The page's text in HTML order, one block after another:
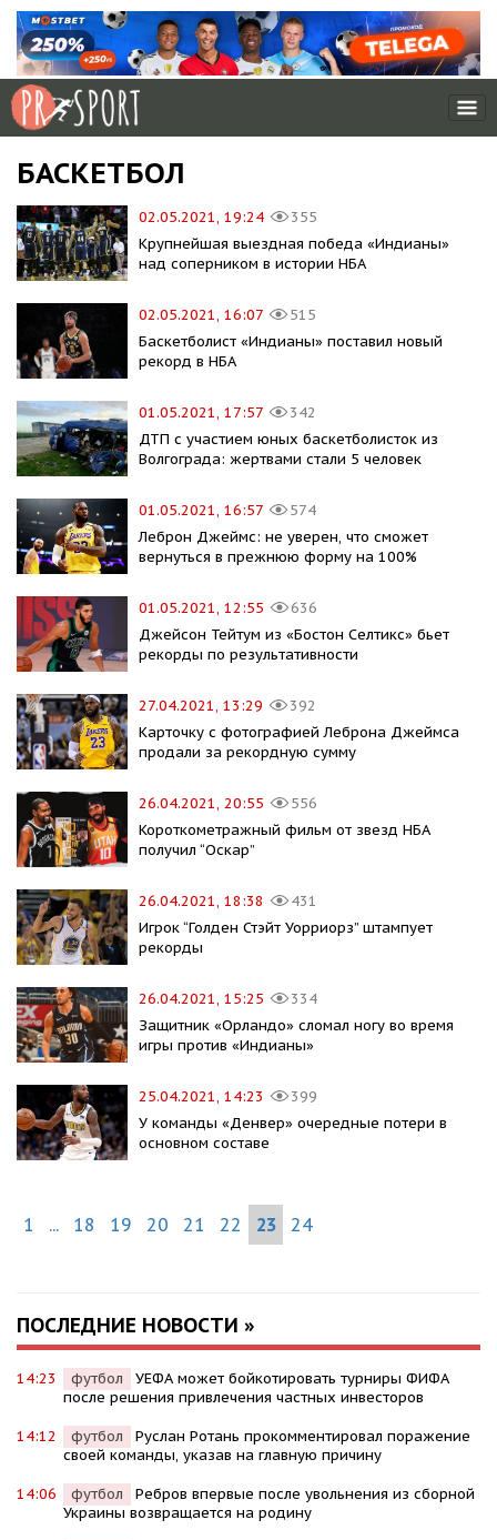
БАСКЕТБОЛ
02.05.2021, 19:24
355
Крупнейшая выездная победа «Индианы»
над соперником в истории НБА
02.05.2021, 16:07
515
Баскетболист «Индианы» поставил новый
рекорд в НБА
01.05.2021, 17:57
342
ДТП с участием юных баскетболисток из
Волгограда: жертвами стали 5 человек
01.05.2021, 16:57
574
Леброн Джеймс: не уверен, что сможет
вернуться в прежнюю форму на 100%
01.05.2021, 12:55
636
Джейсон Тейтум из «Бостон Селтикс» бьет
рекорды по результативности
27.04.2021, 13:29
392
Карточку с фотографией Леброна Джеймса
продали за рекордную сумму
26.04.2021, 20:55
556
Короткометражный фильм от звезд НБА
получил “Оскар”
26.04.2021, 18:38
431
Игрок “Голден Стэйт Уорриорз” штампует
рекорды
26.04.2021, 15:25
334
Защитник «Орландо» сломал ногу во время
игры против «Индианы»
25.04.2021, 14:23
399
У команды «Денвер» очередные потери в
основном составе
1 ... 18 19 20 21 22 23 24
ПОСЛЕДНИЕ НОВОСТИ »
14:23 футбол
УЕФА может бойкотировать турниры ФИФА
после решения привлечения частных инвесторов
14:12 футбол
Руслан Ротань прокомментировал поражение
своей команды, указав на главную причину
14:06 футбол
Ребров впервые после увольнения из сборной
Украины возвращается на родину